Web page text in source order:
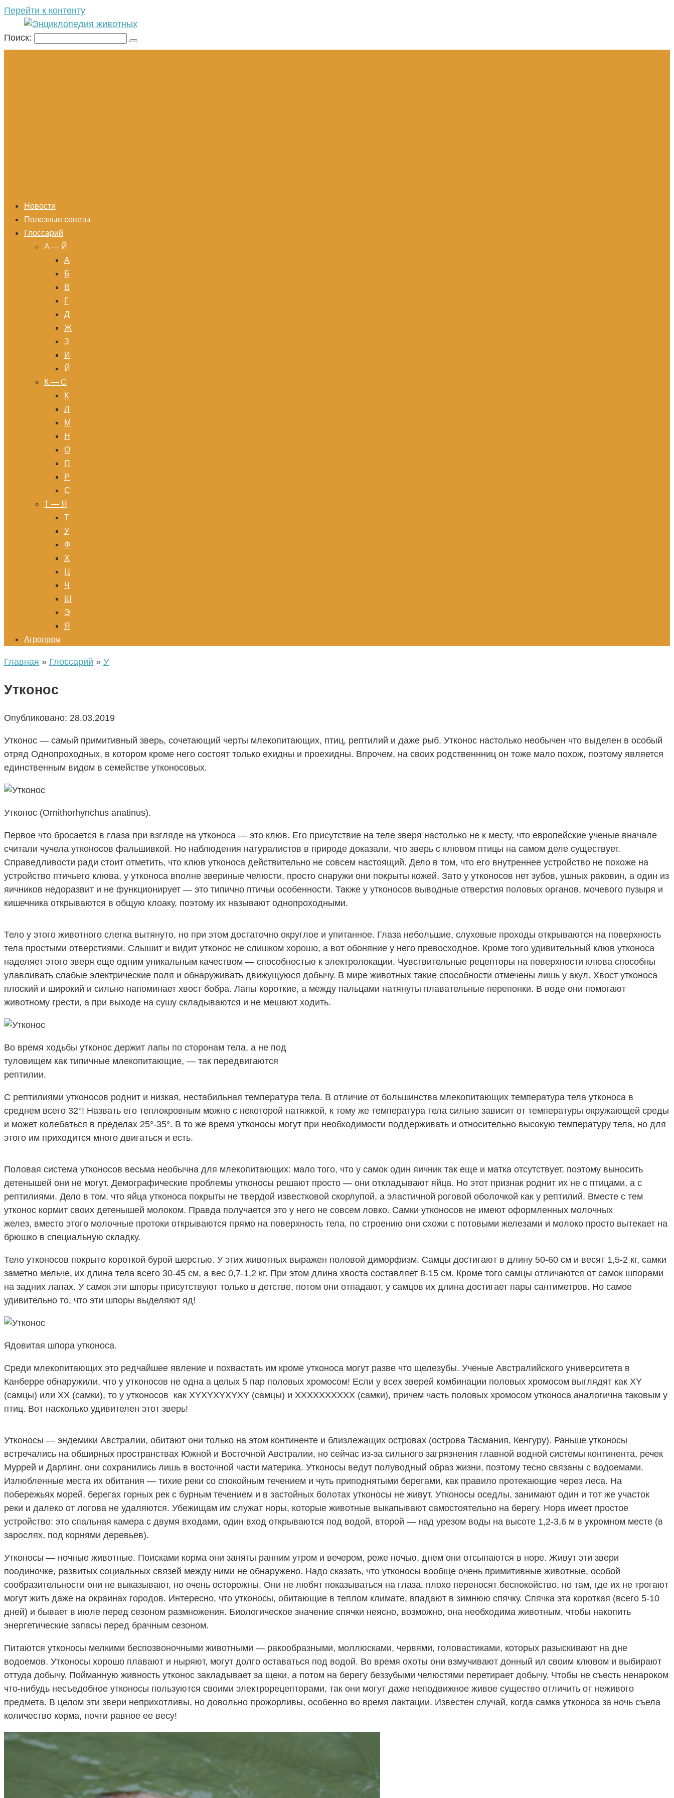
Перейти к контенту
Поиск:
Новости
Полезные советы
Глоссарий
A — Й
А
Б
В
Г
Д
Ж
З
И
Й
К — С
К
Л
М
Н
О
П
Р
С
Т — Я
Т
У
Ф
Х
Ц
Ч
Ш
Э
Я
Агропром
Главная » Глоссарий » У
Утконос
Опубликовано: 28.03.2019
Утконос — самый примитивный зверь, сочетающий черты млекопитающих, птиц, рептилий и даже рыб. Утконос настолько необычен что выделен в особый
отряд Однопроходных, в котором кроме него состоят только ехидны и проехидны. Впрочем, на своих родственнниц он тоже мало похож, поэтому является
единственным видом в семействе утконосовых.
Утконос (Ornithorhynchus anatinus).
Первое что бросается в глаза при взгляде на утконоса — это клюв. Его присутствие на теле зверя настолько не к месту, что европейские ученые вначале
считали чучела утконосов фальшивкой. Но наблюдения натуралистов в природе доказали, что зверь с клювом птицы на самом деле существует.
Справедливости ради стоит отметить, что клюв утконоса действительно не совсем настоящий. Дело в том, что его внутреннее устройство не похоже на
устройство птичьего клюва, у утконоса вполне звериные челюсти, просто снаружи они покрыты кожей. Зато у утконосов нет зубов, ушных раковин, а один из
яичников недоразвит и не функционирует — это типично птичьи особенности. Также у утконосов выводные отверстия половых органов, мочевого пузыря и
кишечника открываются в общую клоаку, поэтому их называют однопроходными.
Тело у этого животного слегка вытянуто, но при этом достаточно округлое и упитанное. Глаза небольшие, слуховые проходы открываются на поверхность
тела простыми отверстиями. Слышит и видит утконос не слишком хорошо, а вот обоняние у него превосходное. Кроме того удивительный клюв утконоса
наделяет этого зверя еще одним уникальным качеством — способностью к электролокации. Чувствительные рецепторы на поверхности клюва способны
улавливать слабые электрические поля и обнаруживать движущуюся добычу. В мире животных такие способности отмечены лишь у акул. Хвост утконоса
плоский и широкий и сильно напоминает хвост бобра. Лапы короткие, а между пальцами натянуты плавательные перепонки. В воде они помогают
животному грести, а при выходе на сушу складываются и не мешают ходить.
Во время ходьбы утконос держит лапы по сторонам тела, а не под
туловищем как типичные млекопитающие, — так передвигаются
рептилии.
С рептилиями утконосов роднит и низкая, нестабильная температура тела. В отличие от большинства млекопитающих температура тела утконоса в
среднем всего 32°! Назвать его теплокровным можно с некоторой натяжкой, к тому же температура тела сильно зависит от температуры окружающей среды
и может колебаться в пределах 25°-35°. В то же время утконосы могут при необходимости поддерживать и относительно высокую температуру тела, но для
этого им приходится много двигаться и есть.
Половая система утконосов весьма необычна для млекопитающих: мало того, что у самок один яичник так еще и матка отсутствует, поэтому выносить
детенышей они не могут. Демографические проблемы утконосы решают просто — они откладывают яйца. Но этот признак роднит их не с птицами, а с
рептилиями. Дело в том, что яйца утконоса покрыты не твердой известковой скорлупой, а эластичной роговой оболочкой как у рептилий. Вместе с тем
утконос кормит своих детенышей молоком. Правда получается это у него не совсем ловко. Самки утконосов не имеют оформленных молочных
желез, вместо этого молочные протоки открываются прямо на поверхность тела, по строению они схожи с потовыми железами и молоко просто вытекает на
брюшко в специальную складку.
Тело утконосов покрыто короткой бурой шерстью. У этих животных выражен половой диморфизм. Самцы достигают в длину 50-60 см и весят 1,5-2 кг, самки
заметно мельче, их длина тела всего 30-45 см, а вес 0,7-1,2 кг. При этом длина хвоста составляет 8-15 см. Кроме того самцы отличаются от самок шпорами
на задних лапах. У самок эти шпоры присутствуют только в детстве, потом они отпадают, у самцов их длина достигает пары сантиметров. Но самое
удивительно то, что эти шпоры выделяют яд!
Ядовитая шпора утконоса.
Среди млекопитающих это редчайшее явление и похвастать им кроме утконоса могут разве что щелезубы. Ученые Австралийского университета в
Канберре обнаружили, что у утконосов не одна а целых 5 пар половых хромосом! Если у всех зверей комбинации половых хромосом выглядят как XY
(самцы) или ХХ (самки), то у утконосов как XYXYXYXYXY (самцы) и XXXXXXXXXX (самки), причем часть половых хромосом утконоса аналогична таковым у
птиц. Вот насколько удивителен этот зверь!
Утконосы — эндемики Австралии, обитают они только на этом континенте и близлежащих островах (острова Тасмания, Кенгуру). Раньше утконосы
встречались на обширных пространствах Южной и Восточной Австралии, но сейчас из-за сильного загрязнения главной водной системы континента, речек
Муррей и Дарлинг, они сохранились лишь в восточной части материка. Утконосы ведут полуводный образ жизни, поэтому тесно связаны с водоемами.
Излюбленные места их обитания — тихие реки со спокойным течением и чуть приподнятыми берегами, как правило протекающие через леса. На
побережьях морей, берегах горных рек с бурным течением и в застойных болотах утконосы не живут. Утконосы оседлы, занимают один и тот же участок
реки и далеко от логова не удаляются. Убежищам им служат норы, которые животные выкапывают самостоятельно на берегу. Нора имеет простое
устройство: это спальная камера с двумя входами, один вход открываются под водой, второй — над урезом воды на высоте 1,2-3,6 м в укромном месте (в
зарослях, под корнями деревьев).
Утконосы — ночные животные. Поисками корма они заняты ранним утром и вечером, реже ночью, днем они отсыпаются в норе. Живут эти звери
поодиночке, развитых социальных связей между ними не обнаружено. Надо сказать, что утконосы вообще очень примитивные животные, особой
сообразительности они не выказывают, но очень осторожны. Они не любят показываться на глаза, плохо переносят беспокойство, но там, где их не трогают
могут жить даже на окраинах городов. Интересно, что утконосы, обитающие в теплом климате, впадают в зимнюю спячку. Спячка эта короткая (всего 5-10
дней) и бывает в июле перед сезоном размножения. Биологическое значение спячки неясно, возможно, она необходима животным, чтобы накопить
энергетические запасы перед брачным сезоном.
Питаются утконосы мелкими беспозвоночными животными — ракообразными, моллюсками, червями, головастиками, которых разыскивают на дне
водоемов. Утконосы хорошо плавают и ныряют, могут долго оставаться под водой. Во время охоты они взмучивают донный ил своим клювом и выбирают
оттуда добычу. Пойманную живность утконос закладывает за щеки, а потом на берегу беззубыми челюстями перетирает добычу. Чтобы не съесть ненароком
что-нибудь несъедобное утконосы пользуются своими электрорецепторами, так они могут даже неподвижное живое существо отличить от неживого
предмета. В целом эти звери неприхотливы, но довольно прожорливы, особенно во время лактации. Известен случай, когда самка утконоса за ночь съела
количество корма, почти равное ее весу!